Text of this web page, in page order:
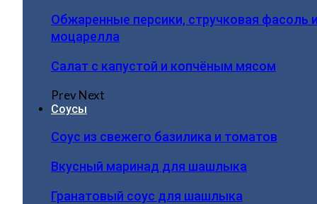
Обжаренные персики, стручковая фасоль
моцарелла
Салат с капустой и копчёным мясом
PrevNext
Соусы
Соус из свежего базилика и томатов
Вкусный маринад для шашлыка
Гранатовый соус для шашлыка